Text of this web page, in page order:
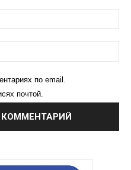
по email.
почтой.